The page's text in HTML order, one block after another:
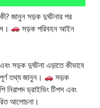
জানুন সড়ক দুর্ঘটনার পর
সড়ক পরিবহন আইন
সড়ক দুর্ঘটনা এড়াতে কীভাবে
তথ্য জানুন।
সড়ক
নিরাপদ ড্রাইভিং টিপস এবং
আলোচনা।